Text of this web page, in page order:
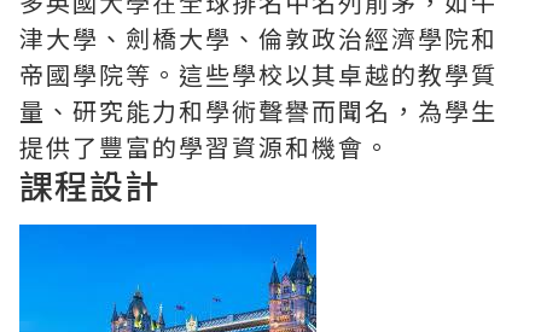
津大學、劍橋大學、倫敦政治經濟學院和
帝國學院等。這些學校以其卓越的教學質
量、研究能力和學術聲譽而聞名，為學生
提供了豐富的學習資源和機會。
課程設計